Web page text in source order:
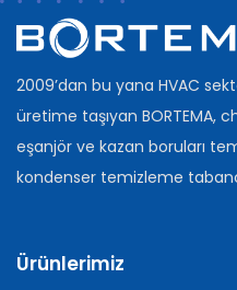
2009’dan bu yana HVAC
üretime taşıyan BORTEMA,
eşanjör ve kazan boruları
kondenser temizleme
Ürünlerimiz